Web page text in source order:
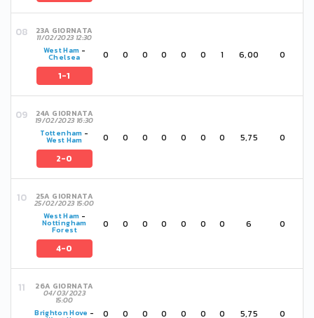
23A GIORNATA
11/02/2023 12:30
West Ham -
Chelsea
1-1
0 0 0 0 0 0 1 6,00 0
24A GIORNATA
19/02/2023 16:30
Tottenham -
West Ham
2-0
0 0 0 0 0 0 0 5,75 0
25A GIORNATA
25/02/2023 15:00
West Ham -
Nottingham
Forest
4-0
0 0 0 0 0 0 0 6 0
26A GIORNATA
04/03/2023
15:00
Brighton Hove - 0 0 0 0 0 0 0 5,75 0